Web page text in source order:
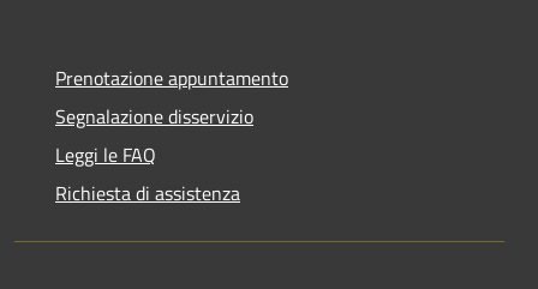
Prenotazione appuntamento
Segnalazione disservizio
Leggi le FAQ
Richiesta di assistenza